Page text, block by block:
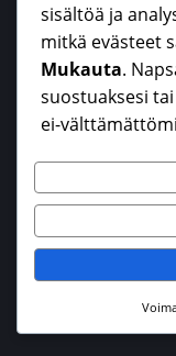
sisältöä ja
mitkä evästeet
Mukauta.
suostuaksesi tai
ei-